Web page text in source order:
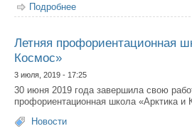
Подробнее
2019»
Летняя профориентационная
Космос»
3 июля, 2019 - 17:25
30 июня 2019 года завершила свою
профориентационная школа «Арктика и
Новости